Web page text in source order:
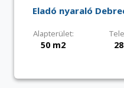
Eladó nyaraló
Alapterület:
50 m2